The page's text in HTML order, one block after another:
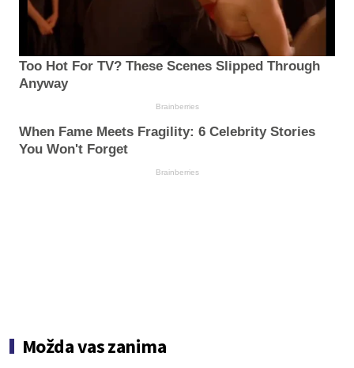
Too Hot For TV? These Scenes Slipped Through
Anyway
Brainberries
When Fame Meets Fragility: 6 Celebrity Stories
You Won't Forget
Brainberries
Možda vas zanima